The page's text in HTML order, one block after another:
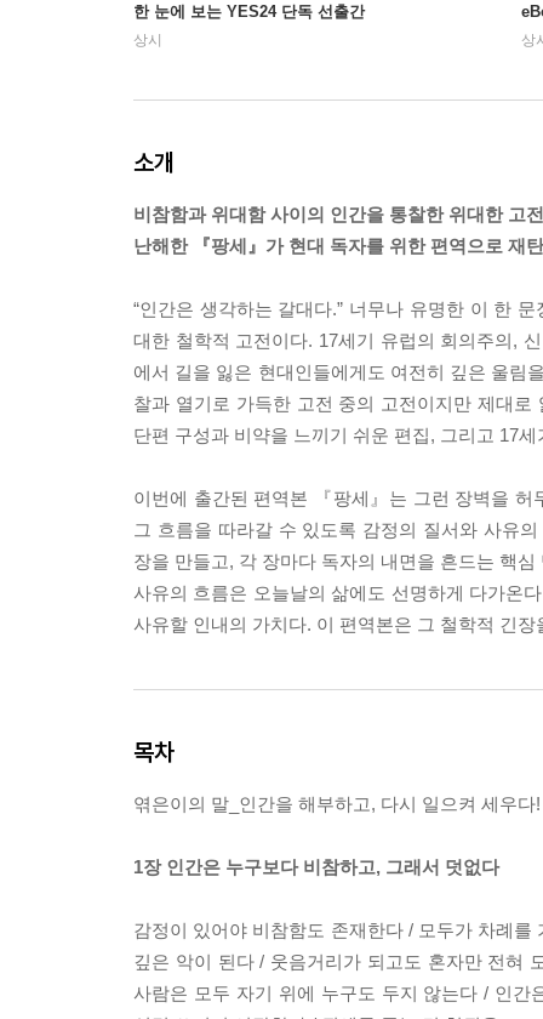
한 눈에 보는 YES24 단독 선출간
상시 상
소개
비참함과 위대함 사이의 인간을 통찰한 위대한 고
난해한 『팡세』가 현대 독자를 위한 편역으로 재
“인간은 생각하는 갈대다.” 너무나 유명한 이 한
대한 철학적 고전이다. 17세기 유럽의 회의주의,
에서 길을 잃은 현대인들에게도 여전히 깊은 울림
찰과 열기로 가득한 고전 중의 고전이지만 제대
단편 구성과 비약을 느끼기 쉬운 편집, 그리고 17
이번에 출간된 편역본 『팡세』는 그런 장벽을
그 흐름을 따라갈 수 있도록 감정의 질서와 사유
장을 만들고, 각 장마다 독자의 내면을 흔드는 핵
사유의 흐름은 오늘날의 삶에도 선명하게 다가온
사유할 인내의 가치다. 이 편역본은 그 철학적 긴
목차
엮은이의 말_인간을 해부하고, 다시 일으켜 세우다!
1장 인간은 누구보다 비참하고, 그래서 덧없다
감정이 있어야 비참함도 존재한다 / 모두가 차례
깊은 악이 된다 / 웃음거리가 되고도 혼자만 전혀
사람은 모두 자기 위에 누구도 두지 않는다 / 인